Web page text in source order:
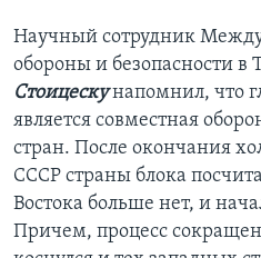
Научный сотрудник
обороны и безопасности в
Стоицескунапомнил, что
является совместная
стран. После окончания
СССР страны блока
Востока больше нет, и
Причем, процесс